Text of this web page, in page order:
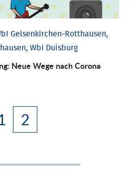
Gelsenkirchen-Rotthausen,
WbI Duisburg
Neue Wege nach Corona
2